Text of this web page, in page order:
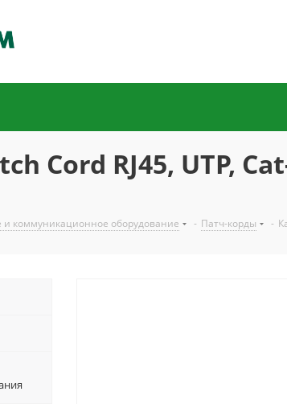
Cord RJ45, UTP,
и коммуникационное оборудование - Патч-корды -